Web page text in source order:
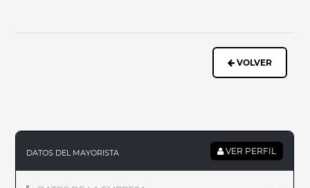
VOLVER
DATOS DEL MAYORISTA VER PERFIL